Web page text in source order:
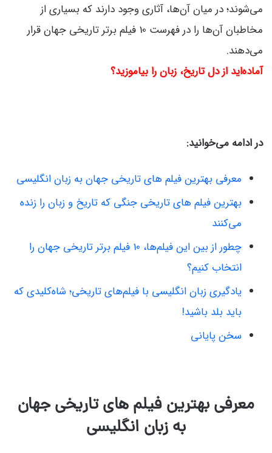
می‌شوند؛ در میان آن‌ها، آثاری وجود دارند که بسیاری از
مخاطبان آن‌ها را در فهرست 10 فیلم برتر تاریخی جهان قرار
می‌دهند.
آماده‌اید از دل تاریخ، زبان را بیاموزید؟
در ادامه می‌خوانید:
معرفی بهترین فیلم های تاریخی جهان به زبان انگلیسی
بهترین فیلم های تاریخی جنگی که تاریخ و زبان را زنده
می‌کنند
چطور از بین این فیلم‌ها، 10 فیلم برتر تاریخی جهان را
انتخاب کنیم؟
یادگیری زبان انگلیسی با فیلم‌های تاریخی؛ شاه‌کلیدی که
باید بلد باشید!
سخن پایانی
معرفی بهترین فیلم های تاریخی جهان
به زبان انگلیسی